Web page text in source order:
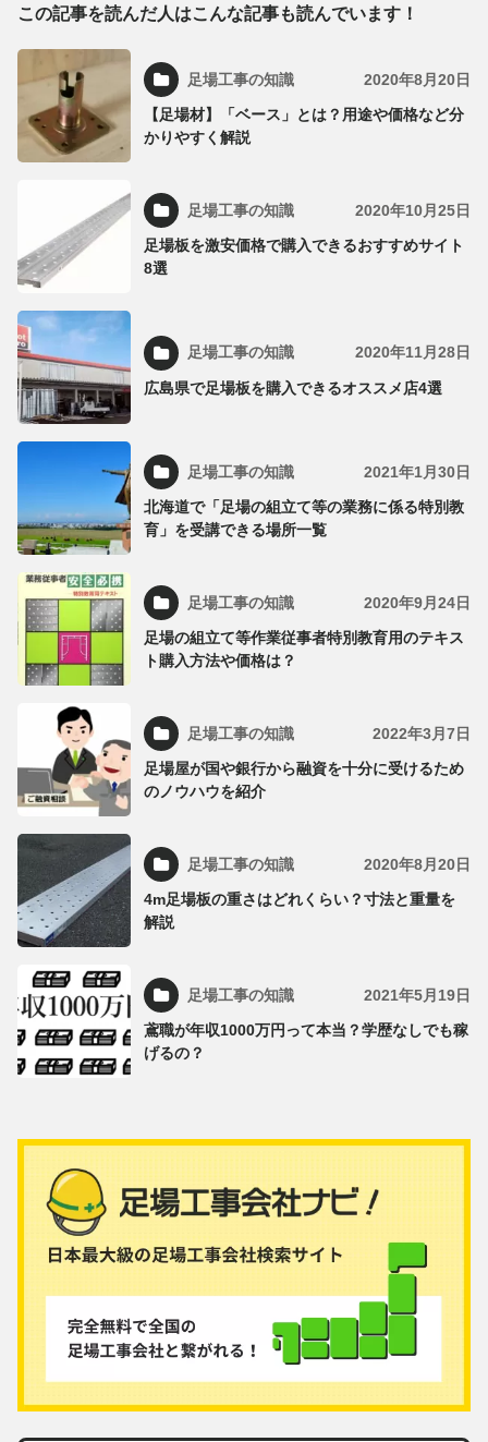
この記事を読んだ人はこんな記事も読んでいます！
足場工事の知識 2020年8月20日
【足場材】「ベース」とは？用途や価格など分
かりやすく解説
足場工事の知識 2020年10月25日
足場板を激安価格で購入できるおすすめサイト
8選
足場工事の知識 2020年11月28日
広島県で足場板を購入できるオススメ店4選
足場工事の知識 2021年1月30日
北海道で「足場の組立て等の業務に係る特別教
育」を受講できる場所一覧
足場工事の知識 2020年9月24日
足場の組立て等作業従事者特別教育用のテキス
ト購入方法や価格は？
足場工事の知識 2022年3月7日
足場屋が国や銀行から融資を十分に受けるため
のノウハウを紹介
足場工事の知識 2020年8月20日
4m足場板の重さはどれくらい？寸法と重量を
解説
足場工事の知識 2021年5月19日
鳶職が年収1000万円って本当？学歴なしでも稼
げるの？